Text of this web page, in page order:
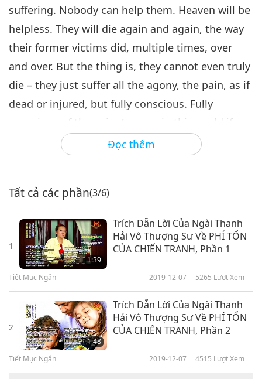
Đọc thêm
suffering. Nobody can help them. Heaven will be
helpless. They will die again and again, the way
their former victims did, multiple times, over
and over. But the thing is, they cannot even truly
die – they just suffer all the agony, the pain, as if
dead or injured, but fully conscious. Fully
conscious of the pain. I mean, in this world if
you are under operation, the doctor gives you
anesthesia so that you don’t feel the pain, but in
feeling like that again, again, and again, non-
stop.
Tất cả các phần(3/6)
1
1:39
Trích Dẫn Lời Của Ngài Thanh
Hải Vô Thượng Sư Về PHÍ TỔN
CỦA CHIẾN TRANH, Phần 1
Tiết Mục Ngắn 2019-12-07 5265 Lượt Xem
2
1:48
Trích Dẫn Lời Của Ngài Thanh
Hải Vô Thượng Sư Về PHÍ TỔN
CỦA CHIẾN TRANH, Phần 2
Tiết Mục Ngắn 2019-12-07 4515 Lượt Xem